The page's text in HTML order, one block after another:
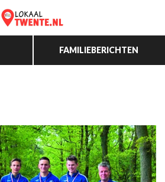
FAMILIEBERICHTEN